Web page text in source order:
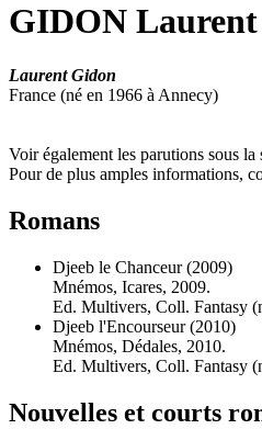
GIDON Laurent
Laurent Gidon
France (né en 1966 à Annecy)
Voir également les parutions sous la
Pour de plus amples informations,
Romans
Djeeb le Chanceur (2009)
Mnémos, Icares, 2009.
Ed. Multivers, Coll. Fantasy
Djeeb l'Encourseur (2010)
Mnémos, Dédales, 2010.
Ed. Multivers, Coll. Fantasy
Nouvelles et courts